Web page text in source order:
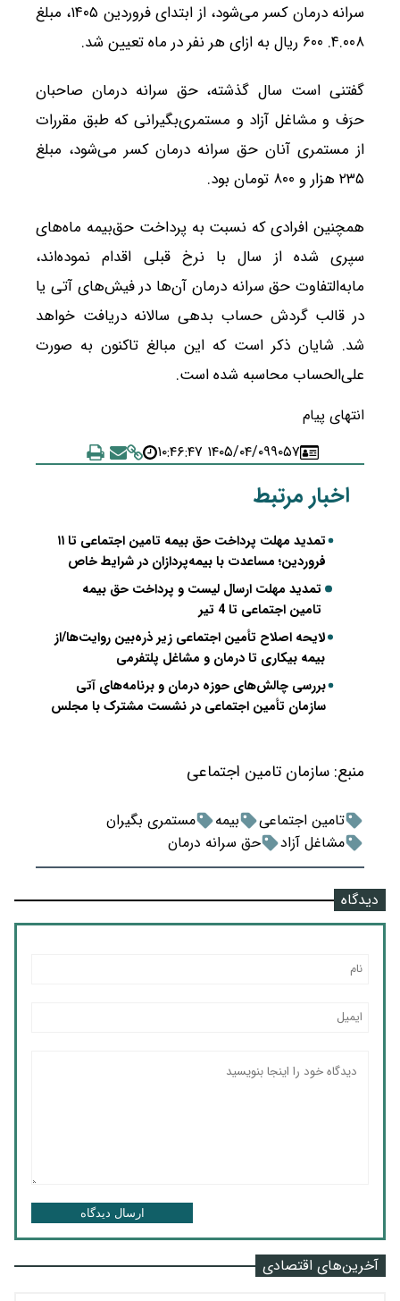
سرانه درمان کسر می‌شود، از ابتدای فروردین ۱۴۰۵، مبلغ
۴.۰۰۸. ۶۰۰ ریال به ازای هر نفر در ماه تعیین شد.
گفتنی است سال گذشته، حق سرانه درمان صاحبان
حرَف و مشاغل آزاد و مستمری‌بگیرانی که طبق مقررات
از مستمری آنان حق سرانه درمان کسر می‌شود، مبلغ
۲۳۵ هزار و ۸۰۰ تومان بود.
همچنین افرادی که نسبت به پرداخت حق‌بیمه ماه‌های
سپری شده از سال با نرخ قبلی اقدام نموده‌اند،
مابه‌التفاوت حق سرانه درمان آن‌ها در فیش‌های آتی یا
در قالب گردش حساب بدهی سالانه دریافت خواهد
شد. شایان ذکر است که این مبالغ تاکنون به صورت
علی‌الحساب محاسبه شده است.
انتهای پیام
۹۰۵۷۱۴۰۵/۰۴/۰۹ ۱۰:۴۶:۴۷
اخبار مرتبط
تمدید مهلت پرداخت حق بیمه تامین اجتماعی تا ۱۱
فروردین؛ مساعدت با بیمه‌پردازان در شرایط خاص
تمدید مهلت ارسال لیست و پرداخت حق بیمه
تامین اجتماعی تا 4 تیر
لایحه اصلاح تأمین اجتماعی زیر ذره‌بین روایت‌ها/از
بیمه بیکاری تا درمان و مشاغل پلتفرمی
بررسی چالش‌های حوزه درمان و برنامه‌های آتی
سازمان تأمین اجتماعی در نشست مشترک با مجلس
منبع: سازمان تامین اجتماعی
تامین اجتماعی بیمه
مستمری بگیران
مشاغل آزاد
حق سرانه درمان
دیدگاه
ارسال دیدگاه
آخرین‌های اقتصادی